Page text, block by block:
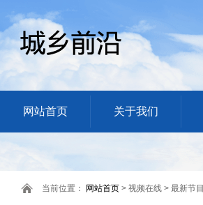
网站首页 关于我们
当前位置： 网站首页 > 视频在线 > 最新节目